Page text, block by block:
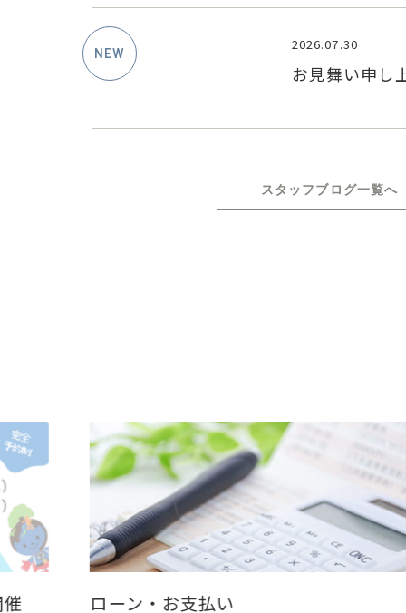
2026.07.30
お見舞い申し
スタッフブログ一覧へ
ローン・お支払い